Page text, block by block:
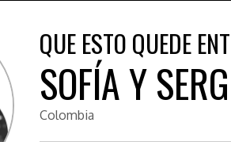
QUE ESTO QUEDE
SOFÍA Y
Colombia